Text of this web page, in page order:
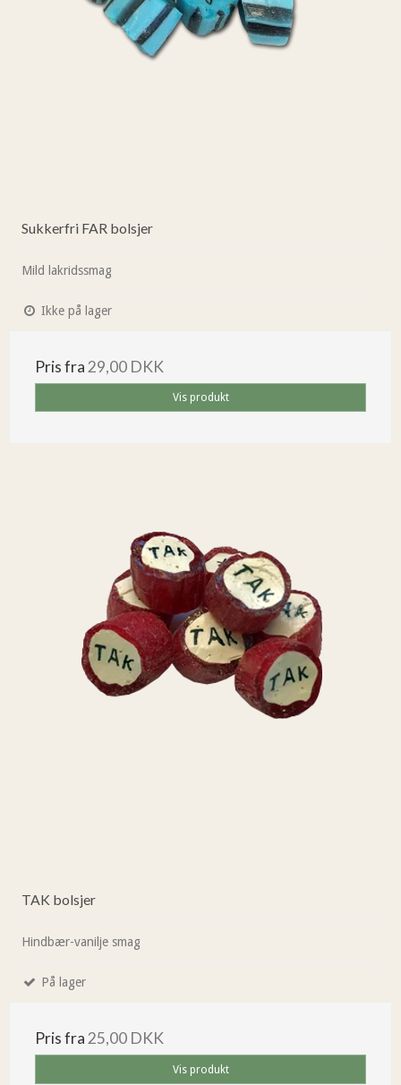
Sukkerfri FAR bolsjer
Mild lakridssmag
Ikke på lager
Pris fra 29,00 DKK
Vis produkt
TAK bolsjer
Hindbær-vanilje smag
På lager
Pris fra25,00 DKK
Vis produkt